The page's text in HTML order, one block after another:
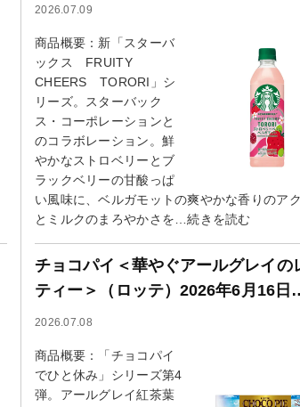
2026.07.09
商品概要：新「スターバ
ックス FRUITY
CHEERS TORORI」シ
リーズ。スターバック
ス・コーポレーションと
のコラボレーション。鮮
やかなストロベリーとブ
ラックベリーの甘酸っぱ
い風味に、ベルガモットの爽やかな香りのア
とミルクのまろやかさを…続きを読む
チョコパイ＜華やぐアールグレイの
ティー＞（ロッテ）2026年6月16日
2026.07.08
商品概要：「チョコパイ
でひと休み」シリーズ第4
弾。アールグレイ紅茶葉